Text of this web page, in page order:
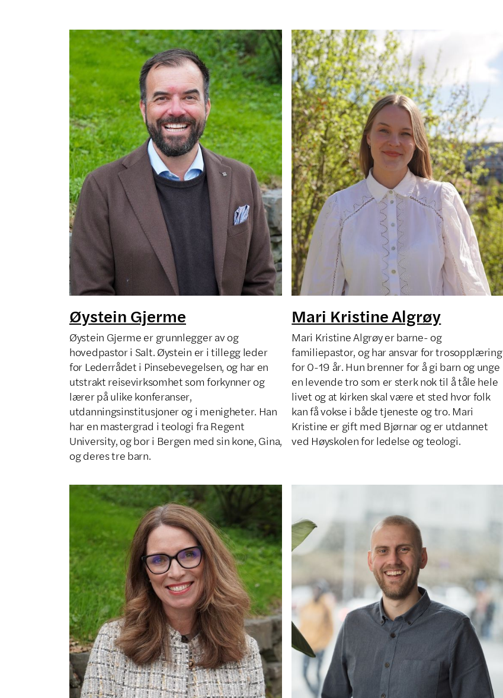
Øystein Gjerme
Øystein Gjerme er grunnlegger av og
hovedpastor i Salt. Øystein er i tillegg leder
for Lederrådet i Pinsebevegelsen, og har en
utstrakt reisevirksomhet som forkynner og
lærer på ulike konferanser,
utdanningsinstitusjoner og i menigheter. Han
har en mastergrad i teologi fra Regent
University, og bor i Bergen med sin kone, Gina,
og deres tre barn.
Mari Kristine Algrøy
Mari Kristine Algrøy er barne- og
familiepastor, og har ansvar for trosopplæring
for 0-19 år. Hun brenner for å gi barn og unge
en levende tro som er sterk nok til å tåle hele
livet og at kirken skal være et sted hvor folk
kan få vokse i både tjeneste og tro. Mari
Kristine er gift med Bjørnar og er utdannet
ved Høyskolen for ledelse og teologi.